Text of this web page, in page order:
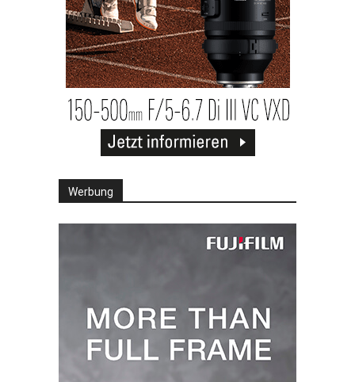
Werbung